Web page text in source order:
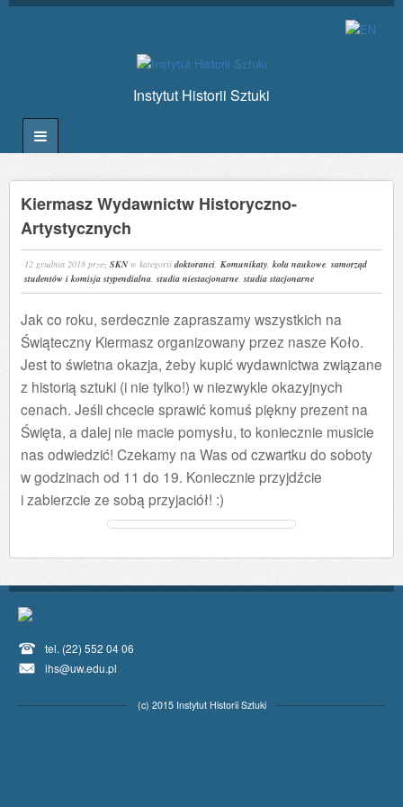
Instytut Historii Sztuki
Kiermasz Wydawnictw Historyczno-
Artystycznych
12 grudnia 2018 przezSKN w kategoriidoktoranci,Komunikaty,koła naukowe,samorząd
studentów i komisja stypendialna,studia niestacjonarne,studia stacjonarne
Jak co roku, serdecznie zapraszamy wszystkich na
Świąteczny Kiermasz organizowany przez nasze Koło.
Jest to świetna okazja, żeby kupić wydawnictwa związane
z historią sztuki (i nie tylko!) w niezwykle okazyjnych
cenach. Jeśli chcecie sprawić komuś piękny prezent na
Święta, a dalej nie macie pomysłu, to koniecznie musicie
nas odwiedzić! Czekamy na Was od czwartku do soboty
w godzinach od 11 do 19. Koniecznie przyjdźcie
i zabierzcie ze sobą przyjaciół! :)
tel. (22) 552 04 06
ihs@uw.edu.pl
(c) 2015 Instytut Historii Sztuki